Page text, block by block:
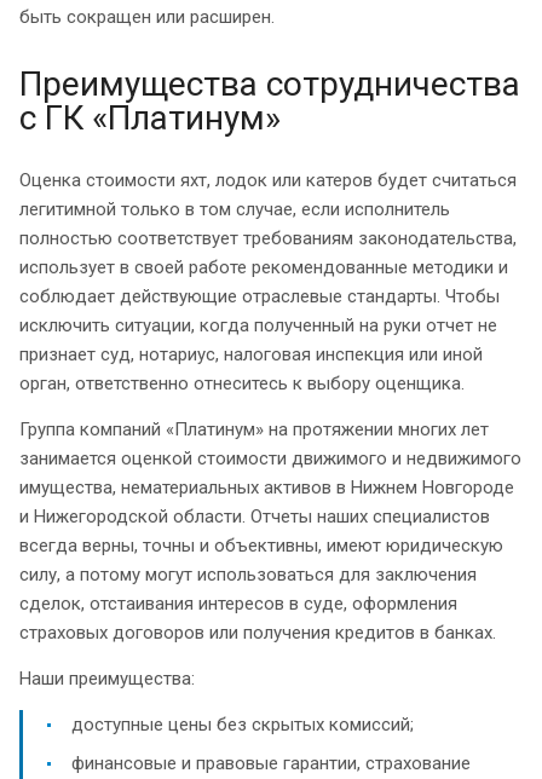
быть сокращен или расширен.
Преимущества сотрудничества
с ГК «Платинум»
Оценка стоимости яхт, лодок или катеров будет считаться
легитимной только в том случае, если исполнитель
полностью соответствует требованиям законодательства,
использует в своей работе рекомендованные методики и
соблюдает действующие отраслевые стандарты. Чтобы
исключить ситуации, когда полученный на руки отчет не
признает суд, нотариус, налоговая инспекция или иной
орган, ответственно отнеситесь к выбору оценщика.
Группа компаний «Платинум» на протяжении многих лет
занимается оценкой стоимости движимого и недвижимого
имущества, нематериальных активов в Нижнем Новгороде
и Нижегородской области. Отчеты наших специалистов
всегда верны, точны и объективны, имеют юридическую
силу, а потому могут использоваться для заключения
сделок, отстаивания интересов в суде, оформления
страховых договоров или получения кредитов в банках.
Наши преимущества:
доступные цены без скрытых комиссий;
финансовые и правовые гарантии, страхование